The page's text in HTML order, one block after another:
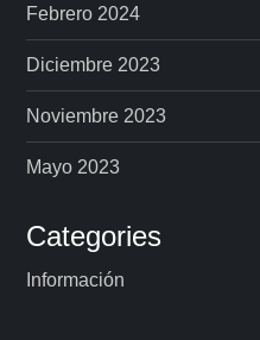
Febrero 2024
Diciembre 2023
Noviembre 2023
Mayo 2023
Categories
Información